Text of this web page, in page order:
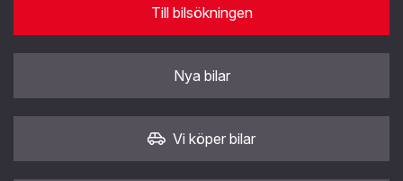
Till bilsökningen
Nya bilar
Vi köper bilar